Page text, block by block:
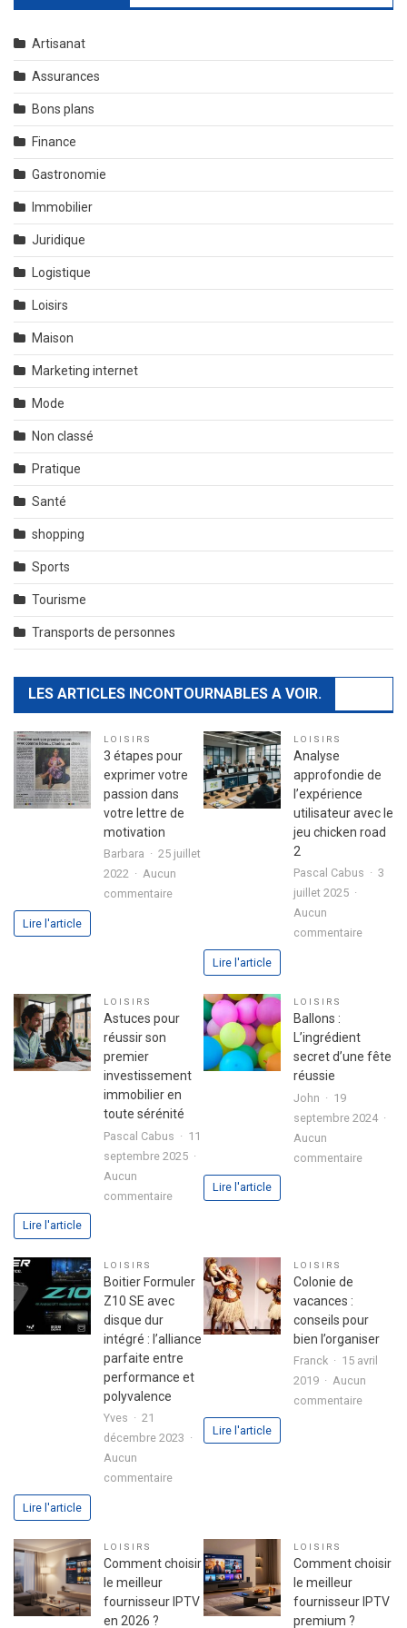
Artisanat
Assurances
Bons plans
Finance
Gastronomie
Immobilier
Juridique
Logistique
Loisirs
Maison
Marketing internet
Mode
Non classé
Pratique
Santé
shopping
Sports
Tourisme
Transports de personnes
LES ARTICLES INCONTOURNABLES A VOIR.
LOISIRS
3 étapes pour
exprimer votre
passion dans
votre lettre de
motivation
Barbara
25 juillet
2022
Aucun
commentairesur
exprimer
passion
lettre
de
motivation
Lire l'article
LOISIRS
Analyse
approfondie de
l’expérience
utilisateur avec le
jeu chicken road
2
Pascal Cabus
3
juillet 2025
Aucun
commentairesur
avec
chicken
Lire l'article
LOISIRS
Astuces pour
réussir son
premier
investissement
immobilier en
toute sérénité
Pascal Cabus
11
septembre 2025
Aucun
commentairesur
réussir
son
premier
investissement
immobilier
en
toute
Lire l'article
LOISIRS
Ballons :
L’ingrédient
secret d’une fête
réussie
John
19
septembre 2024
Aucun
commentairesur
Lire l'article
LOISIRS
Boitier Formuler
Z10 SE avec
disque dur
intégré : l’alliance
parfaite entre
performance et
polyvalence
Yves
21
décembre 2023
Aucun
commentairesur
SE
disque
Lire l'article
LOISIRS
Colonie de
vacances :
conseils pour
bien l’organiser
Franck
15 avril
2019
Aucun
commentairesur
Lire l'article
LOISIRS
Comment choisir
le meilleur
fournisseur IPTV
en 2026 ?
LOISIRS
Comment choisir
le meilleur
fournisseur IPTV
premium ?